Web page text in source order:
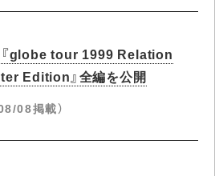
globe tour 1999 Relation
Edition』全編を公開
08掲載）